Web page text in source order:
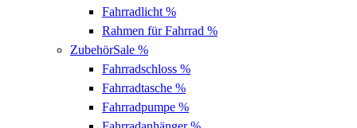
Fahrradlicht %
Rahmen für Fahrrad %
ZubehörSale %
Fahrradschloss %
Fahrradtasche %
Fahrradpumpe %